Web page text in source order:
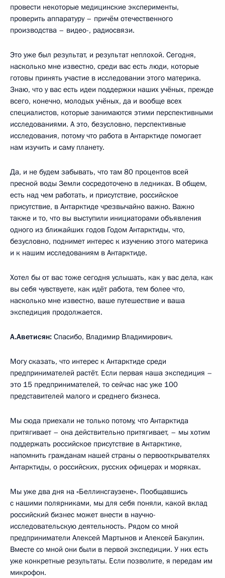
провести некоторые медицинские эксперименты,
проверить аппаратуру – причём отечественного
производства – видео-, радиосвязи.
Это уже был результат, и результат неплохой. Сегодня,
насколько мне известно, среди вас есть люди, которые
готовы принять участие в исследовании этого материка.
Знаю, что у вас есть идеи поддержки наших учёных, прежде
всего, конечно, молодых учёных, да и вообще всех
специалистов, которые занимаются этими перспективными
исследованиями. А это, безусловно, перспективные
исследования, потому что работа в Антарктиде помогает
нам изучить и саму планету.
Да, и не будем забывать, что там 80 процентов всей
пресной воды Земли сосредоточено в ледниках. В общем,
есть над чем работать, и присутствие, российское
присутствие, в Антарктиде чрезвычайно важно. Важно
также и то, что вы выступили инициаторами объявления
одного из ближайших годов Годом Антарктиды, что,
безусловно, поднимет интерес к изучению этого материка
и к нашим исследованиям в Антарктиде.
Хотел бы от вас тоже сегодня услышать, как у вас дела, как
вы себя чувствуете, как идёт работа, тем более что,
насколько мне известно, ваше путешествие и ваша
экспедиция продолжается.
А.Аветисян: Спасибо, Владимир Владимирович.
Могу сказать, что интерес к Антарктиде среди
предпринимателей растёт. Если первая наша экспедиция –
это 15 предпринимателей, то сейчас нас уже 100
представителей малого и среднего бизнеса.
Мы сюда приехали не только потому, что Антарктида
притягивает – она действительно притягивает, – мы хотим
поддержать российское присутствие в Антарктике,
напомнить гражданам нашей страны о первооткрывателях
Антарктиды, о российских, русских офицерах и моряках.
Мы уже два дня на «Беллинсгаузене». Пообщавшись
с нашими полярниками, мы для себя поняли, какой вклад
российский бизнес может внести в научно-
исследовательскую деятельность. Рядом со мной
предприниматели Алексей Мартынов и Алексей Бакулин.
Вместе со мной они были в первой экспедиции. У них есть
уже конкретные результаты. Если позволите, я передам им
микрофон.